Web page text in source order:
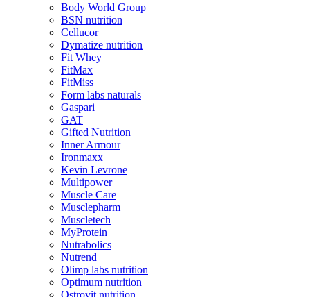
Body World Group
BSN nutrition
Cellucor
Dymatize nutrition
Fit Whey
FitMax
FitMiss
Form labs naturals
Gaspari
GAT
Gifted Nutrition
Inner Armour
Ironmaxx
Kevin Levrone
Multipower
Muscle Care
Musclepharm
Muscletech
MyProtein
Nutrabolics
Nutrend
Olimp labs nutrition
Optimum nutrition
Ostrovit nutrition